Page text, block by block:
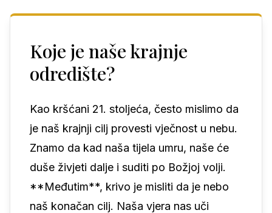
Koje je naše krajnje
odredište?
Kao kršćani 21. stoljeća, često mislimo da
je naš krajnji cilj provesti vječnost u nebu.
Znamo da kad naša tijela umru, naše će
duše živjeti dalje i suditi po Božjoj volji.
**Međutim**, krivo je misliti da je nebo
naš konačan cilj. Naša vjera nas uči